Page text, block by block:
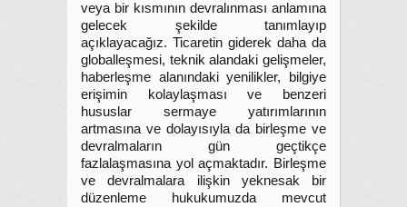
veya bir kısmının devralınması anlamına
gelecek şekilde tanımlayıp
açıklayacağız. Ticaretin giderek daha da
globalleşmesi, teknik alandaki gelişmeler,
haberleşme alanındaki yenilikler, bilgiye
erişimin kolaylaşması ve benzeri
hususlar sermaye yatırımlarının
artmasına ve dolayısıyla da birleşme ve
devralmaların gün geçtikçe
fazlalaşmasına yol açmaktadır. Birleşme
ve devralmalara ilişkin yeknesak bir
düzenleme hukukumuzda mevcut